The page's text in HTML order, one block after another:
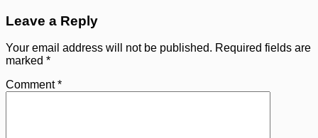
Leave a Reply
Your email address will not be published. Required fields are
marked *
Comment*